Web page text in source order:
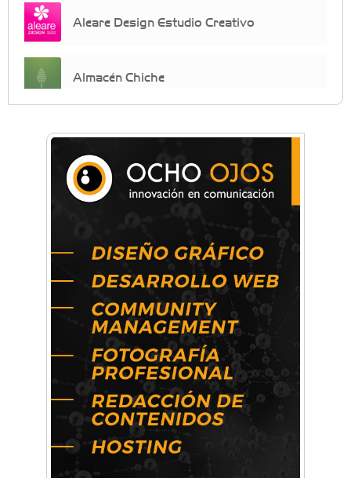
Aleare Design Estudio Creativo
Almacén Chiche
crecimiento personal
Arq. Horacio Alejandro Sánchez
Artística ApasionArte
Artística Veral
BAIC Ramos Mejía
Brisé Estudio de Danzas